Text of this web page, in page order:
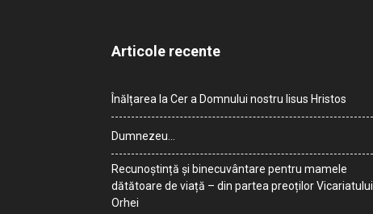
Articole recente
Înălțarea la Cer a Domnului nostru Iisus Hristos
Dumnezeu…
Recunoștință și binecuvântare pentru mamele
dătătoare de viață – din partea preoților Vicariatului
Orhei